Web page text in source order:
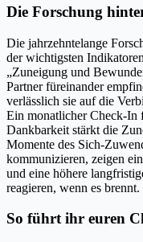
Die Forschung
Die jahrzehntelange
der wichtigsten
„Zuneigung und
Partner füreinander
verlässlich sie auf die
Ein monatlicher Check-In
Dankbarkeit stärkt die
Momente des Sich-
kommunizieren, zeigen
und eine höhere
reagieren, wenn es brennt.
So führt ihr euren